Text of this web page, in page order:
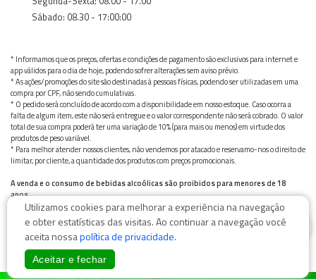
Sábado: 08.30 - 17:00:00
* Informamos que os preços, ofertas e condições de pagamento são exclusivos para internet e
app válidos para o dia de hoje, podendo sofrer alterações sem aviso prévio.
* As ações/promoções do site são destinadas à pessoas físicas, podendo ser utilizadas em uma
compra por CPF, não sendo cumulativas.
* O pedido será concluído de acordo com a disponibilidade em nosso estoque. Caso ocorra a
falta de algum item, este não será entregue e o valor correspondente não será cobrado. O valor
total de sua compra poderá ter uma variação de 10% (para mais ou menos) em virtude dos
produtos de peso variável.
* Para melhor atender nossos clientes, não vendemos por atacado e reservamo-nos o direito de
limitar, por cliente, a quantidade dos produtos com preços promocionais.
A venda e o consumo de bebidas alcoólicas são proibidos para menores de 18
anos.
Bebida alcoólica pode causar dependência química e, em excesso, provoca graves males à saúde.
Beba com moderação
Utilizamos cookies para melhorar a experiência na navegação
e obter estatísticas das visitas. Ao continuar a navegação você
aceita nossapolítica de privacidade.
Aceitar e fechar